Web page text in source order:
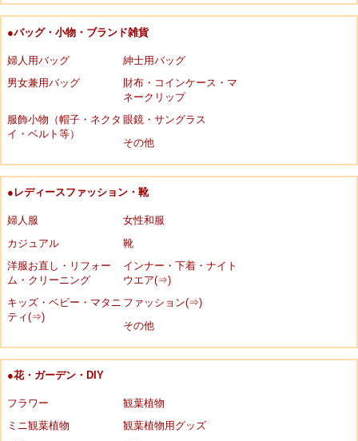
●バッグ・小物・ブランド雑貨
婦人用バッグ
紳士用バッグ
男女兼用バッグ
財布・コインケース・マ
ネークリップ
服飾小物（帽子・ネクタ
イ・ベルト等）
眼鏡・サングラス
その他
●レディースファッション・靴
婦人服
女性和服
カジュアル
靴
洋服お直し・リフォー
ム・クリーニング
インナー・下着・ナイト
ウエア(⇒)
キッズ・ベビー・マタニ
ティ(⇒)
ファッション(⇒)
その他
●花・ガーデン・DIY
フラワー
観葉植物
ミニ観葉植物
観葉植物用グッズ